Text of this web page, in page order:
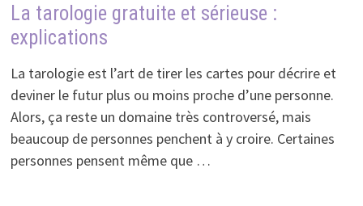
La tarologie gratuite et sérieuse :
explications
La tarologie est l’art de tirer les cartes pour décrire et
deviner le futur plus ou moins proche d’une personne.
Alors, ça reste un domaine très controversé, mais
beaucoup de personnes penchent à y croire. Certaines
personnes pensent même que …